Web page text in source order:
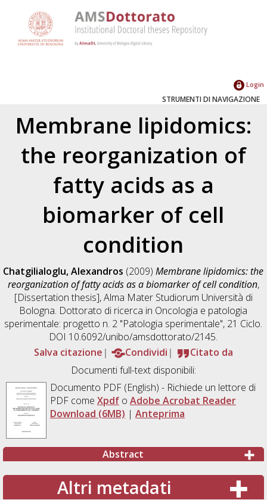
Login
STRUMENTI DI NAVIGAZIONE
Membrane lipidomics:
the reorganization of
fatty acids as a
biomarker of cell
condition
Chatgilialoglu, Alexandros (2009)Membrane lipidomics: the
reorganization of fatty acids as a biomarker of cell condition,
[Dissertation thesis], Alma Mater Studiorum Università di
Bologna. Dottorato di ricerca in Oncologia e patologia
sperimentale: progetto n. 2 "Patologia sperimentale", 21 Ciclo.
DOI 10.6092/unibo/amsdottorato/2145.
Salva citazione
Condividi
Citato da
Documenti full-text disponibili:
Documento PDF(English) - Richiede un lettore di
PDF come Xpdfo Adobe Acrobat Reader
Download (6MB) | Anteprima
Abstract
Altri metadati